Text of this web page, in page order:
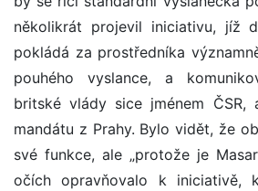
několikrát projevil iniciativu, jíž
pokládá za prostředníka
pouhého vyslance, a
britské vlády sice jménem
mandátu z Prahy. Bylo vidět, že
své funkce, ale „protože je
očích opravňovalo k iniciativě,